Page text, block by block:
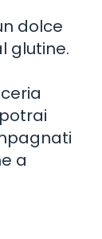
dolce
glutine.
a